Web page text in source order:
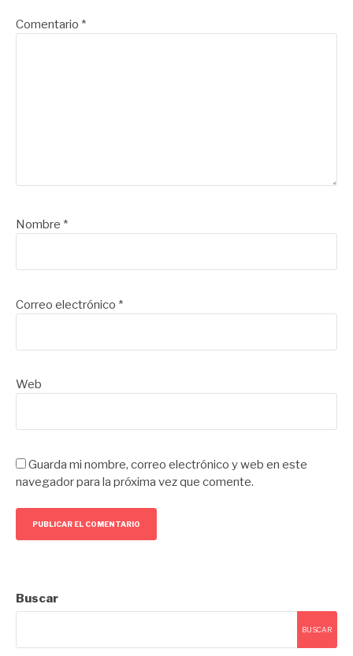
Comentario *
Nombre *
Correo electrónico *
Web
Guarda mi nombre, correo electrónico y web en este
navegador para la próxima vez que comente.
Buscar
BUSCAR